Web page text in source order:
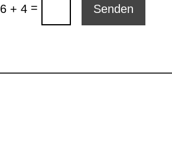
6 + 4 = Senden